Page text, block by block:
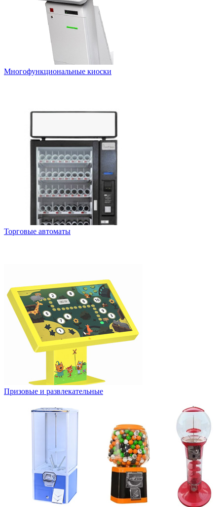
Многофункциональные киоски
Торговые автоматы
Призовые и развлекательные